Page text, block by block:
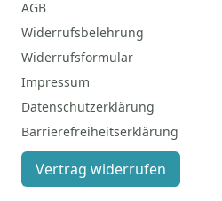
AGB
Widerrufsbelehrung
Widerrufsformular
Impressum
Datenschutzerklärung
Barrierefreiheitserklärung
Vertrag widerrufen